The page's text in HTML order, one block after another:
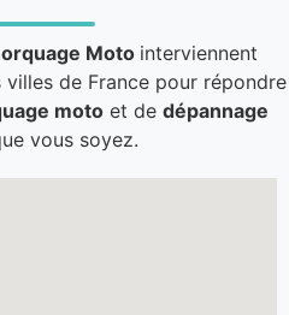
Moto interviennent
de France pour répondre
motoet de dépannage
vous soyez.